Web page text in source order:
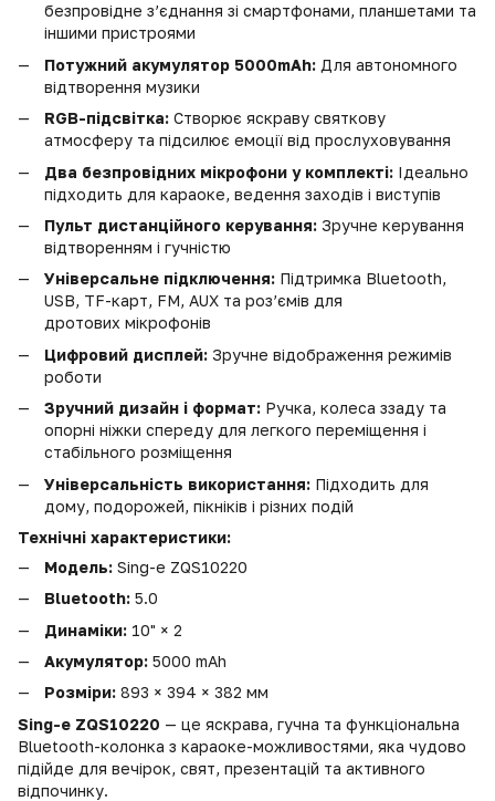
безпровідне з’єднання зі смартфонами, планшетами та
іншими пристроями
Потужний акумулятор 5000mAh: Для автономного
відтворення музики
RGB-підсвітка: Створює яскраву святкову
атмосферу та підсилює емоції від прослуховування
Два безпровідних мікрофони у комплекті: Ідеально
підходить для караоке, ведення заходів і виступів
Пульт дистанційного керування: Зручне керування
відтворенням і гучністю
Універсальне підключення: Підтримка Bluetooth,
USB, TF-карт, FM, AUX та роз’ємів для
дротових мікрофонів
Цифровий дисплей: Зручне відображення режимів
роботи
Зручний дизайн і формат: Ручка, колеса ззаду та
опорні ніжки спереду для легкого переміщення і
стабільного розміщення
Універсальність використання: Підходить для
дому, подорожей, пікніків і різних подій
Технічні характеристики:
Модель: Sing-e ZQS10220
Bluetooth: 5.0
Динаміки: 10" × 2
Акумулятор: 5000 mAh
Розміри: 893 × 394 × 382 мм
Sing-e ZQS10220 — це яскрава, гучна та функціональна
Bluetooth-колонка з караоке-можливостями, яка чудово
підійде для вечірок, свят, презентацій та активного
відпочинку.